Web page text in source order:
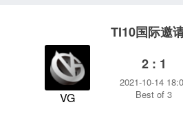
TI10国际邀
VG
2 : 1
2021-10-14
Best of 3